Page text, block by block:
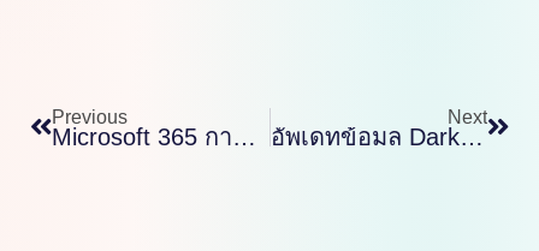
Previous
Microsoft 365 การลงทุนที่แสนคุ้มค่า
Next
อัพเดทข้อมูล Dark Mode ในโปรแกรม Word